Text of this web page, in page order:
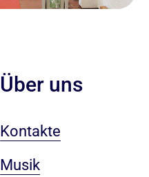
Über uns
Kontakte
Musik